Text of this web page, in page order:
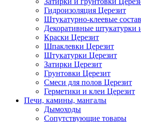
Гидроизоляция Церезит
Штукатурно-клеевые
Декоративные штукатурки
Краски Церезит
Шпаклевки Церезит
Штукатурки Церезит
Затирки Церезит
Грунтовки Церезит
Смеси для полов Церезит
Герметики и клеи Церезит
Печи, камины, мангалы
Дымоходы
Сопутствующие товары